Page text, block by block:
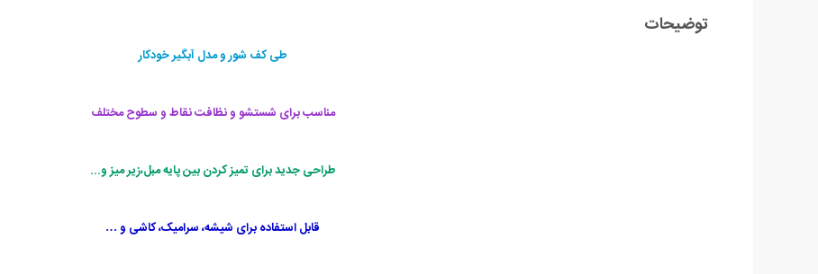
توضیحات
طی کف شور و مدل آبگیر خودکار
مناسب برای شستشو و نظافت نقاط و سطوح مختلف
طراحی جدید برای تمیز کردن بین پایه مبل،زیر میز و...
قابل استفاده برای شیشه، سرامیک، کاشی و …